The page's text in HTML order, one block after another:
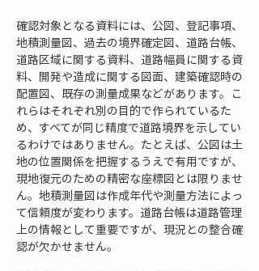
確認対象となる資料には、公図、登記事項、
地積測量図、過去の境界確定図、道路台帳、
道路区域に関する資料、道路幅員に関する資
料、開発や造成に関する図面、建築確認時の
配置図、既存の測量成果などがあります。こ
れらはそれぞれ別の目的で作られているた
め、すべてが同じ精度で道路境界を示してい
るわけではありません。たとえば、公図は土
地の位置関係を把握するうえで有用ですが、
現地復元のための精密な座標図とは限りませ
ん。地積測量図は作成年代や測量方法によっ
て信頼度が変わります。道路台帳は道路管理
上の情報として重要ですが、現況との整合確
認が欠かせません。